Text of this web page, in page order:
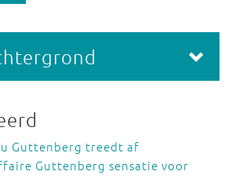
Guttenberg treedt af
Guttenberg sensatie voor